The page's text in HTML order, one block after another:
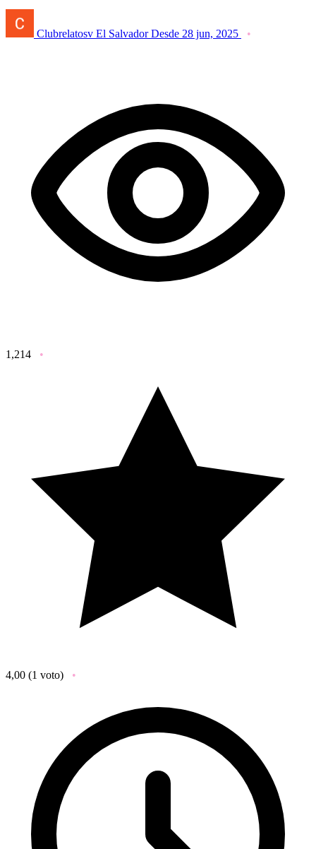
Clubrelatosv El Salvador Desde 28 jun, 2025
1,214
4,00 (1 voto)